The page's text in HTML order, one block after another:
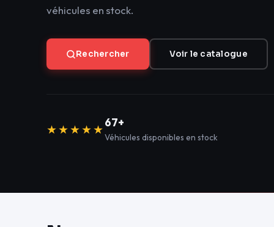
véhicules en stock.
Rechercher Voir le catalogue
★★★★★67+
Véhicules disponibles en stock